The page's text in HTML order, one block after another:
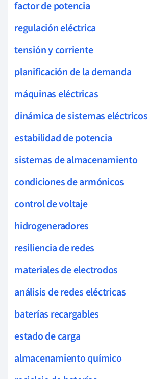
factor de potencia
regulación eléctrica
tensión y corriente
planificación de la demanda
máquinas eléctricas
dinámica de sistemas eléctricos
estabilidad de potencia
sistemas de almacenamiento
condiciones de armónicos
control de voltaje
hidrogeneradores
resiliencia de redes
materiales de electrodos
análisis de redes eléctricas
baterías recargables
estado de carga
almacenamiento químico